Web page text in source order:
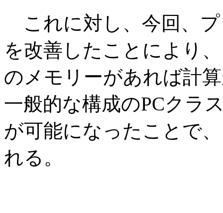
これに対し、今回、
を改善したことにより
のメモリーがあれば計
一般的な構成のPCクラ
が可能になったことで
れる。